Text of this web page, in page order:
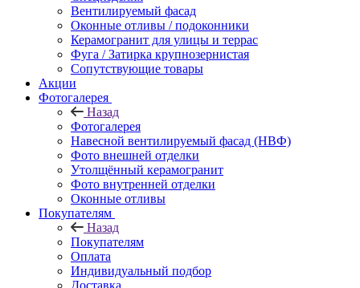
Вентилируемый фасад
Оконные отливы / подоконники
Керамогранит для улицы и террас
Фуга / Затирка крупнозернистая
Сопутствующие товары
Акции
Фотогалерея
Назад
Фотогалерея
Навесной вентилируемый фасад (НВФ)
Фото внешней отделки
Утолщённый керамогранит
Фото внутренней отделки
Оконные отливы
Покупателям
Назад
Покупателям
Оплата
Индивидуальный подбор
Доставка